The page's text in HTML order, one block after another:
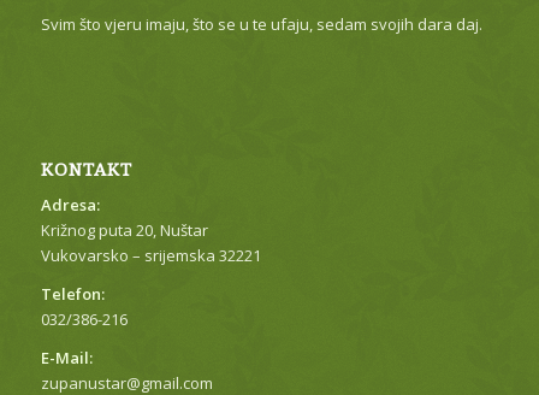
Svim što vjeru imaju, što se u te ufaju, sedam svojih dara daj.
KONTAKT
Adresa:
Križnog puta 20, Nuštar
Vukovarsko – srijemska 32221
Telefon:
032/386-216
E-Mail:
zupanustar@gmail.com